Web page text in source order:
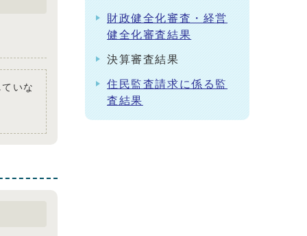
いな
財政健全化審査・経営
健全化審査結果
決算審査結果
住民監査請求に係る監
査結果